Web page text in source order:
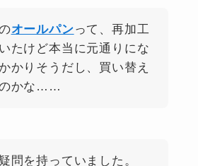
オールパンって、再加工
たけど本当に元通りにな
かりそうだし、買い替え
のかな……
問を持っていました。